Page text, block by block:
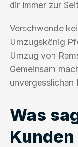
dir immer zur
Verschwende
Umzugskönig
Umzug von
Gemeinsam
unvergesslichen
Was